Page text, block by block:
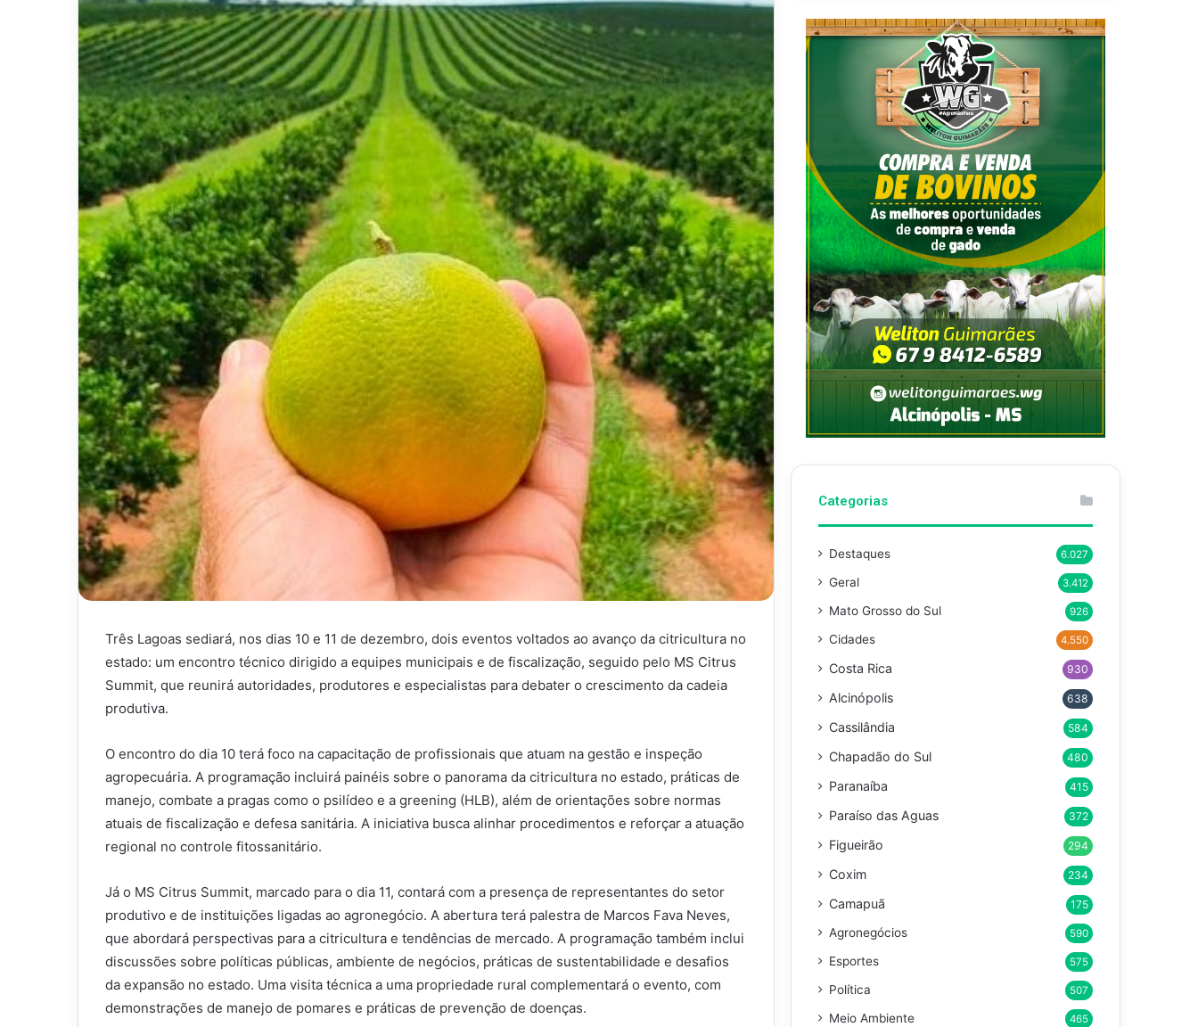
Três Lagoas sediará, nos dias 10 e 11 de dezembro, dois eventos voltados ao avanço da citricultura no
estado: um encontro técnico dirigido a equipes municipais e de fiscalização, seguido pelo MS Citrus
Summit, que reunirá autoridades, produtores e especialistas para debater o crescimento da cadeia
produtiva.
O encontro do dia 10 terá foco na capacitação de profissionais que atuam na gestão e inspeção
agropecuária. A programação incluirá painéis sobre o panorama da citricultura no estado, práticas de
manejo, combate a pragas como o psilídeo e a greening (HLB), além de orientações sobre normas
atuais de fiscalização e defesa sanitária. A iniciativa busca alinhar procedimentos e reforçar a atuação
regional no controle fitossanitário.
Já o MS Citrus Summit, marcado para o dia 11, contará com a presença de representantes do setor
produtivo e de instituições ligadas ao agronegócio. A abertura terá palestra de Marcos Fava Neves,
que abordará perspectivas para a citricultura e tendências de mercado. A programação também inclui
discussões sobre políticas públicas, ambiente de negócios, práticas de sustentabilidade e desafios
da expansão no estado. Uma visita técnica a uma propriedade rural complementará o evento, com
demonstrações de manejo de pomares e práticas de prevenção de doenças.
Categorias
Destaques 6.027
Geral 3.412
Mato Grosso do Sul 926
Cidades 4.550
Costa Rica 930
Alcinópolis 638
Cassilândia 584
Chapadão do Sul 480
Paranaíba 415
Paraíso das Aguas 372
Figueirão 294
Coxim 234
Camapuã 175
Agronegócios 590
Esportes 575
Política 507
Meio Ambiente 465